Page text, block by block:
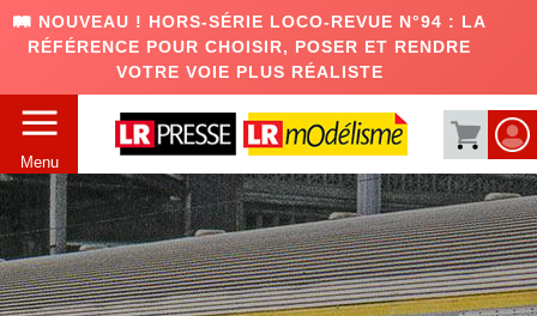
🛤️ NOUVEAU ! HORS-SÉRIE LOCO-REVUE N°94 : LA
RÉFÉRENCE POUR CHOISIR, POSER ET RENDRE
VOTRE VOIE PLUS RÉALISTE
Menu